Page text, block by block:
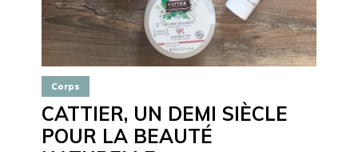
Corps
CATTIER, UN DEMI SIÈCLE
POUR LA BEAUTÉ